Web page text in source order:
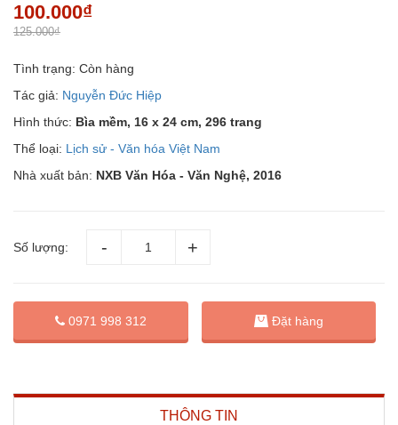
100.000₫
125.000₫
Tình trạng: Còn hàng
Tác giả: Nguyễn Đức Hiệp
Hình thức: Bìa mềm, 16 x 24 cm, 296 trang
Thể loại: Lịch sử - Văn hóa Việt Nam
Nhà xuất bản: NXB Văn Hóa - Văn Nghệ, 2016
Số lượng:
0971 998 312 Đặt hàng
THÔNG TIN